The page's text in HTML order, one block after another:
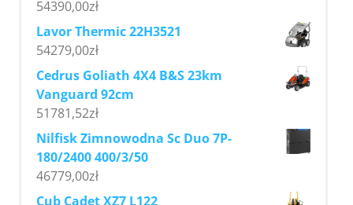
54390,00zł
Lavor Thermic 22H3521
54279,00zł
Cedrus Goliath 4X4 B&S 23km
Vanguard 92cm
51781,52zł
Nilfisk Zimnowodna Sc Duo 7P-
180/2400 400/3/50
46779,00zł
Cub Cadet XZ7 L122